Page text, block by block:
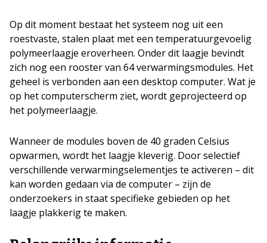
Op dit moment bestaat het systeem nog uit een
roestvaste, stalen plaat met een temperatuurgevoelig
polymeerlaagje eroverheen. Onder dit laagje bevindt
zich nog een rooster van 64 verwarmingsmodules. Het
geheel is verbonden aan een desktop computer. Wat je
op het computerscherm ziet, wordt geprojecteerd op
het polymeerlaagje.
Wanneer de modules boven de 40 graden Celsius
opwarmen, wordt het laagje kleverig. Door selectief
verschillende verwarmingselementjes te activeren – dit
kan worden gedaan via de computer – zijn de
onderzoekers in staat specifieke gebieden op het
laagje plakkerig te maken.